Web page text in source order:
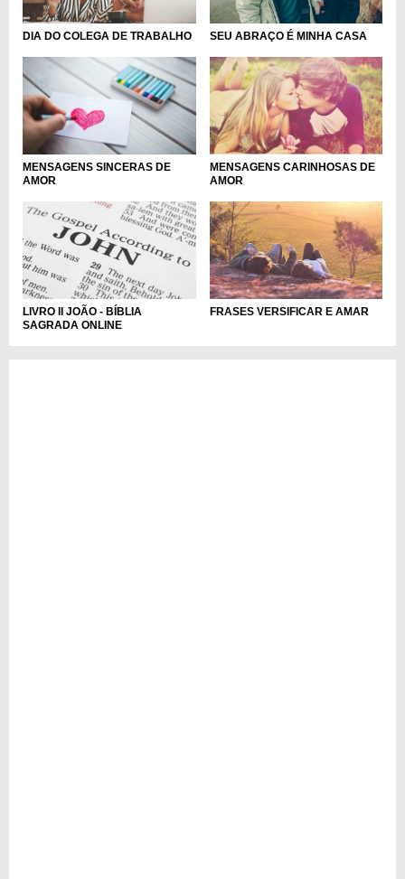
DIA DO COLEGA DE TRABALHO SEU ABRAÇO É MINHA CASA
MENSAGENS SINCERAS DE
AMOR
MENSAGENS CARINHOSAS DE
AMOR
LIVRO II JOÃO - BÍBLIA
SAGRADA ONLINE
FRASES VERSIFICAR E AMAR